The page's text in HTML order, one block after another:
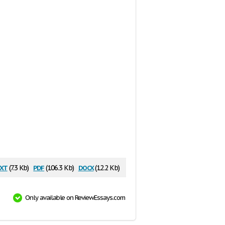
(7.3 Kb) pdf(106.3 Kb) docx(12.2 Kb)
Only available on ReviewEssays.com